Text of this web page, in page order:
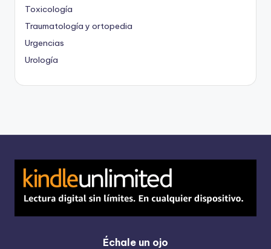
Toxicología
Traumatología y ortopedia
Urgencias
Urología
Échale un ojo